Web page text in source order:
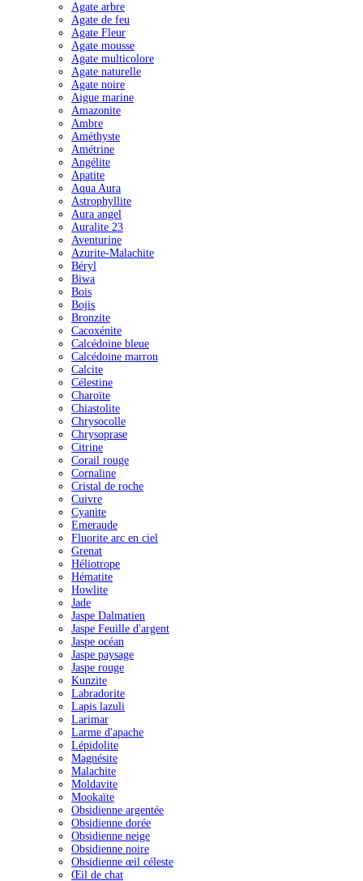
Agate arbre
Agate de feu
Agate Fleur
Agate mousse
Agate multicolore
Agate naturelle
Agate noire
Aigue marine
Amazonite
Ambre
Améthyste
Amétrine
Angélite
Apatite
Aqua Aura
Astrophyllite
Aura angel
Auralite 23
Aventurine
Azurite-Malachite
Béryl
Biwa
Bois
Bojis
Bronzite
Cacoxénite
Calcédoine bleue
Calcédoine marron
Calcite
Célestine
Charoïte
Chiastolite
Chrysocolle
Chrysoprase
Citrine
Corail rouge
Cornaline
Cristal de roche
Cuivre
Cyanite
Emeraude
Fluorite arc en ciel
Grenat
Héliotrope
Hématite
Howlite
Jade
Jaspe Dalmatien
Jaspe Feuille d'argent
Jaspe océan
Jaspe paysage
Jaspe rouge
Kunzite
Labradorite
Lapis lazuli
Larimar
Larme d'apache
Lépidolite
Magnésite
Malachite
Moldavite
Mookaïte
Obsidienne argentée
Obsidienne dorée
Obsidienne neige
Obsidienne noire
Obsidienne œil céleste
Œil de chat